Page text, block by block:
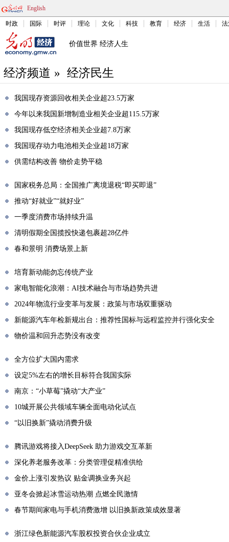
English
时政 国际 时评 理论 文化 科技 教育 经济 生活
价值世界 经济人生
经济频道 » 经济民生
我国现存资源回收相关企业超23.5万家
今年以来我国新增制造业相关企业超115.5万家
我国现存低空经济相关企业超7.8万家
我国现存动力电池相关企业超18万家
供需结构改善 物价走势平稳
国家税务总局：全国推广离境退税“即买即退”
推动“好就业”“就好业”
一季度消费市场持续升温
清明假期全国揽投快递包裹超28亿件
春和景明 消费场景上新
培育新动能勿忘传统产业
家电智能化浪潮：AI技术融合与市场趋势共进
2024年物流行业变革与发展：政策与市场双重驱动
新能源汽车年检新规出台：推荐性国标与远程监控并行强化安全
物价温和回升态势没有改变
全方位扩大国内需求
设定5%左右的增长目标符合我国实际
南京：“小草莓”撬动“大产业”
10城开展公共领域车辆全面电动化试点
“以旧换新”撬动消费升级
腾讯游戏将接入DeepSeek 助力游戏交互革新
深化养老服务改革：分类管理促精准供给
金价上涨引发热议 贴金调换业务兴起
亚冬会掀起冰雪运动热潮 点燃全民激情
春节期间家电与手机消费激增 以旧换新政策成效显著
浙江绿色新能源汽车股权投资合伙企业成立